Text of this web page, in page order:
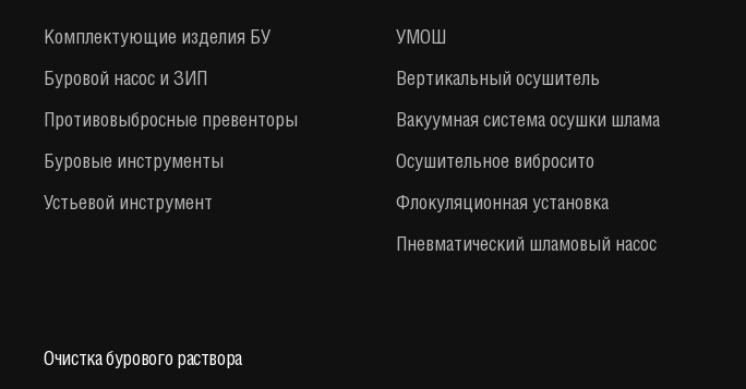
Комплектующие изделия БУ
Буровой насос и ЗИП
Противовыбросные превенторы
Буровые инструменты
Устьевой инструмент
УМОШ
Вертикальный осушитель
Вакуумная система осушки шлама
Осушительное вибросито
Флокуляционная установка
Пневматический шламовый насос
Очистка бурового раствора